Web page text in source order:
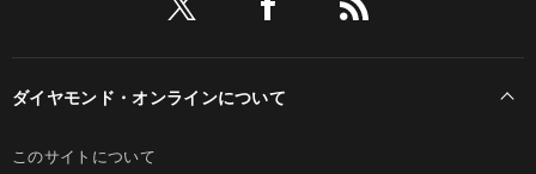
ダイヤモンド・オンラインについて
このサイトについて